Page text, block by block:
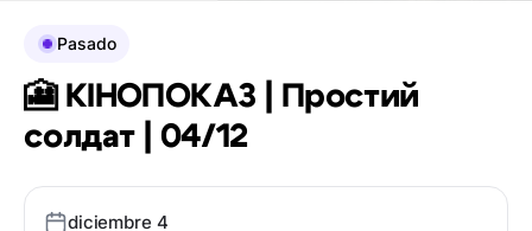
Pasado
🎦 КІНОПОКАЗ | Простий
солдат | 04/12
diciembre 4